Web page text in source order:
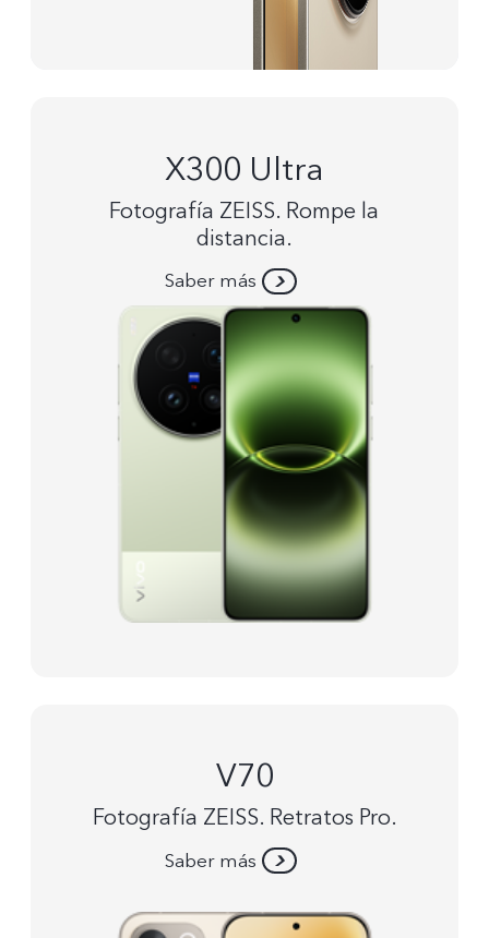
X300 Ultra
Fotografía ZEISS. Rompe la
distancia.
Saber más
V70
Fotografía ZEISS. Retratos Pro.
Saber más